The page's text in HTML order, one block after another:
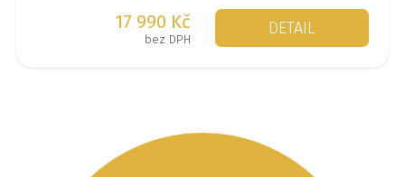
17 990 Kč
bez DPH
DETAIL